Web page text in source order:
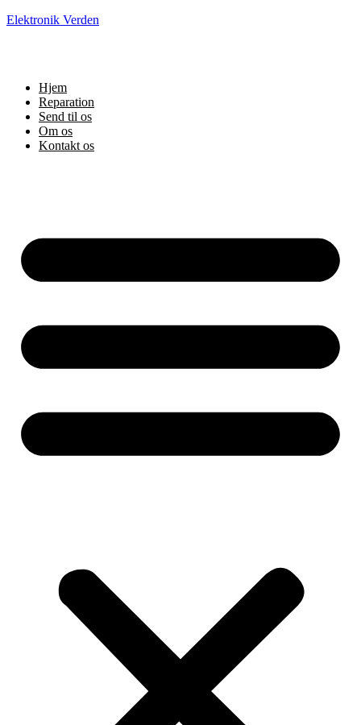
Elektronik Verden
Hjem
Reparation
Send til os
Om os
Kontakt os